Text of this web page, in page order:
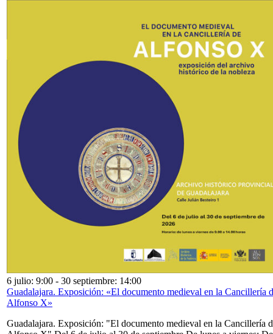
6 julio: 9:00 - 30 septiembre: 14:00
Guadalajara. Exposición: «El documento medieval en la Cancillería
Alfonso X»
Guadalajara. Exposición: "El documento medieval en la Cancillería